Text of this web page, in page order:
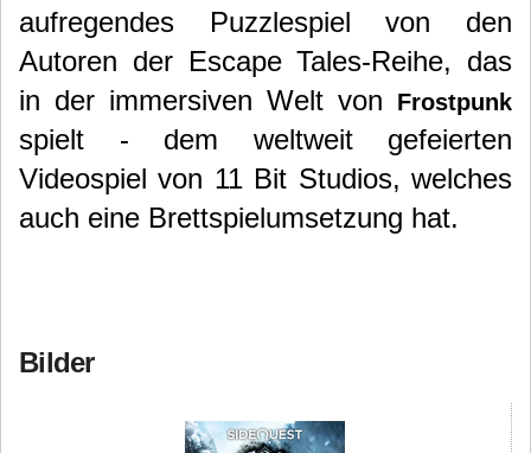
aufregendes Puzzlespiel von den
Autoren der Escape Tales-Reihe, das
in der immersiven Welt von
Frostpunk
spielt - dem weltweit gefeierten
Videospiel von 11 Bit Studios, welches
auch eine Brettspielumsetzung hat.
Bilder